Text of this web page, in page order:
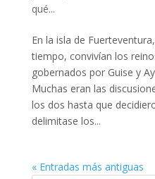
qué...
En la isla de
tiempo, convivían los
gobernados por Guise y
Muchas eran las
los dos hasta que
delimitase los...
« Entradas más antiguas